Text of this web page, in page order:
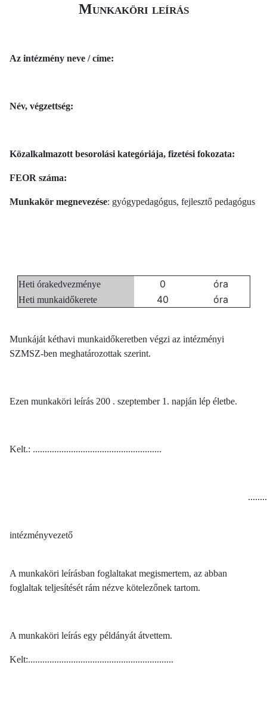
Munkaköri leírás
Az intézmény neve / címe:
Név, végzettség:
Közalkalmazott besorolási kategóriája, fizetési fokozata:
FEOR száma:
Munkakör megnevezése: gyógypedagógus, fejlesztő pedagógus
Heti órakedvezménye 0 óra
Heti munkaidőkerete 40 óra
Munkáját kéthavi munkaidőkeretben végzi az intézményi
SZMSZ-ben meghatározottak szerint.
Ezen munkaköri leírás 200 . szeptember 1. napján lép életbe.
Kelt.: ......................................................
intézményvezető
A munkaköri leírásban foglaltakat megismertem, az abban
foglaltak teljesítését rám nézve kötelezőnek tartom.
A munkaköri leírás egy példányát átvettem.
Kelt:.............................................................